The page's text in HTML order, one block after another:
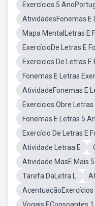
Exercícios 5
AtividadesFonemas E
Mapa MentalLetras E
ExercícioDe Letras E
Exercicios De Letras
Fonemas E Letras
AtividadeFonemas E
Exercicios Obre
Fonemas E Letras 5
Exercício De Letras E
Atividade Letraa E
Atividade MasE Mais
Tarefa DaLetra L
AcentuaçãoExercícios